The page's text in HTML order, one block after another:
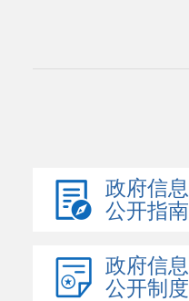
政府信息
公开指南
政府信息
公开制度